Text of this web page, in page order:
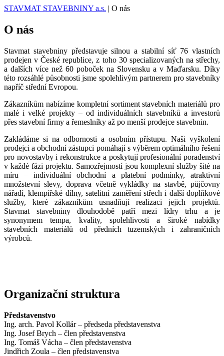
STAVMAT STAVEBNINY a.s. | O nás
O nás
Stavmat stavebniny představuje silnou a stabilní síť 76 vlastních
prodejen v České republice, z toho 30 specializovaných na střechy,
a dalších více než 60 poboček na Slovensku a v Maďarsku. Díky
této rozsáhlé působnosti jsme spolehlivým partnerem pro stavebníky
napříč střední Evropou.
Zákazníkům nabízíme kompletní sortiment stavebních materiálů pro
malé i velké projekty – od individuálních stavebníků a investorů
přes stavební firmy a řemeslníky až po menší prodejce stavebnin.
Zakládáme si na odbornosti a osobním přístupu. Naši vyškolení
prodejci a obchodní zástupci pomáhají s výběrem optimálního řešení
pro novostavby i rekonstrukce a poskytují profesionální poradenství
v každé fázi projektu. Samozřejmostí jsou komplexní služby šité na
míru – individuální obchodní a platební podmínky, atraktivní
množstevní slevy, doprava včetně vykládky na stavbě, půjčovny
nářadí, klempířské dílny, satelitní zaměření střech i další doplňkové
služby, které zákazníkům usnadňují realizaci jejich projektů.
Stavmat stavebniny dlouhodobě patří mezi lídry trhu a je
synonymem tempa, kvality, spolehlivosti a široké nabídky
stavebních materiálů od předních tuzemských i zahraničních
výrobců.
Organizační struktura
Představenstvo
Ing. arch. Pavol Kollár – předseda představenstva
Ing. Josef Brych – člen představenstva
Ing. Tomáš Vácha – člen představenstva
Jindřich Zoula – člen představenstva